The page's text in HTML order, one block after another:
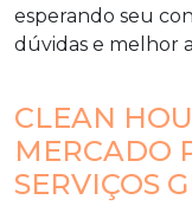
esperando seu
dúvidas e melhor
CLEAN
MERCADO
SERVIÇOS